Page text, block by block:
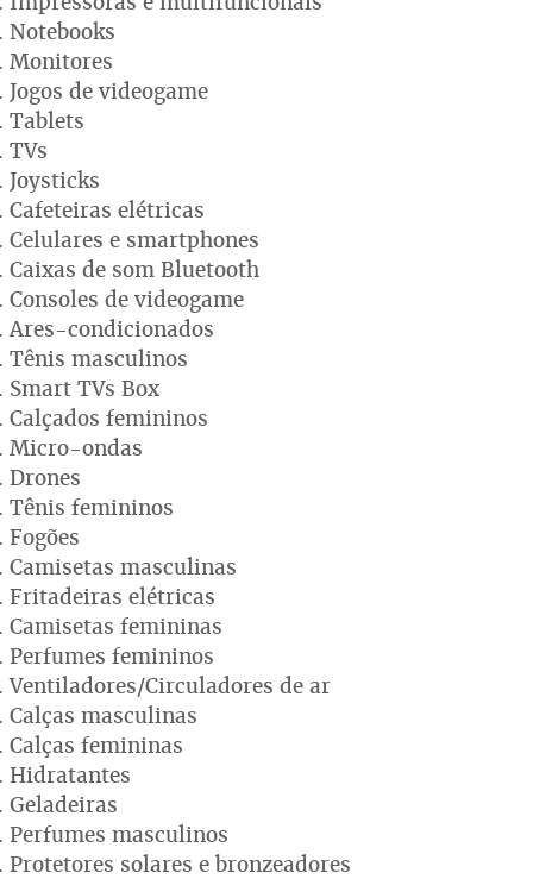
Notebooks
Monitores
Jogos de videogame
Tablets
TVs
Joysticks
Cafeteiras elétricas
Celulares e smartphones
Caixas de som Bluetooth
Consoles de videogame
Ares-condicionados
Tênis masculinos
Smart TVs Box
Calçados femininos
Micro-ondas
Drones
Tênis femininos
Fogões
Camisetas masculinas
Fritadeiras elétricas
Camisetas femininas
Perfumes femininos
Ventiladores/Circuladores de ar
Calças masculinas
Calças femininas
Hidratantes
Geladeiras
Perfumes masculinos
Protetores solares e bronzeadores